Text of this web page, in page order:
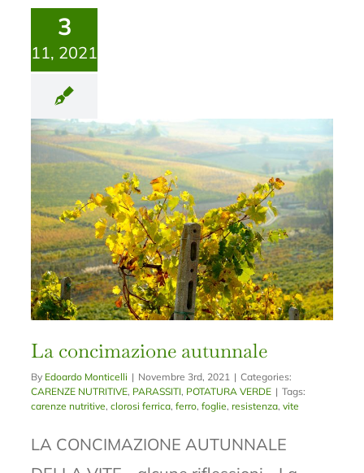
3
11, 2021
La concimazione autunnale
By Edoardo Monticelli | Novembre 3rd, 2021 | Categories:
CARENZE NUTRITIVE, PARASSITI, POTATURA VERDE | Tags:
carenze nutritive,clorosi ferrica,ferro,foglie,resistenza,vite
LA CONCIMAZIONE AUTUNNALE